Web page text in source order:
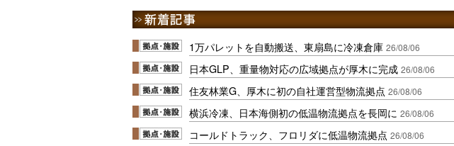
1万パレットを自動搬送、東扇島に冷凍倉庫 26/08/06
日本GLP、重量物対応の広域拠点が厚木に完成 26/08/06
住友林業G、厚木に初の自社運営型物流拠点 26/08/06
横浜冷凍、日本海側初の低温物流拠点を長岡に 26/08/06
コールドトラック、フロリダに低温物流拠点 26/08/06